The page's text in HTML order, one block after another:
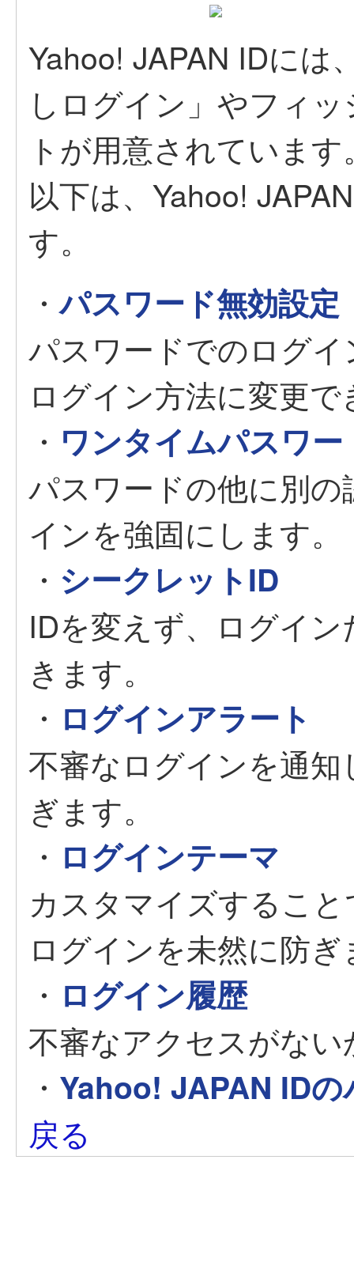
Yahoo! JAPAN IDには
しログイン」やフィ
トが用意されていま
以下は、Yahoo!
す。
・パスワード無効設定
パスワードでのログ
ログイン方法に変更
・ ワンタイムパスワー
パスワードの他に別
インを強固にします。
・ シークレットID
IDを変えず、ログイ
きます。
・ ログインアラート
不審なログインを通
ぎます。
・ ログインテーマ
カスタマイズするこ
ログインを未然に防ぎ
・ ログイン履歴
不審なアクセスがな
・ Yahoo! JAPAN ID
戻る